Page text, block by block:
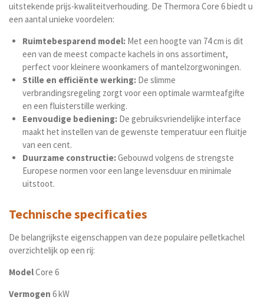
uitstekende prijs-kwaliteitverhouding. De Thermora Core 6biedt u
een aantal unieke voordelen:
Ruimtebesparend model:Met een hoogte van 74 cm is dit
een van de meest compacte kachels in ons assortiment,
perfect voor kleinere woonkamers of mantelzorgwoningen.
Stille en efficiënte werking:De slimme
verbrandingsregeling zorgt voor een optimale warmteafgifte
en een fluisterstille werking.
Eenvoudige bediening:De gebruiksvriendelijke interface
maakt het instellen van de gewenste temperatuur een fluitje
van een cent.
Duurzame constructie:Gebouwd volgens de strengste
Europese normen voor een lange levensduur en minimale
uitstoot.
Technische specificaties
De belangrijkste eigenschappen van deze populaire pelletkachel
overzichtelijk op een rij:
ModelCore 6
Vermogen 6 kW